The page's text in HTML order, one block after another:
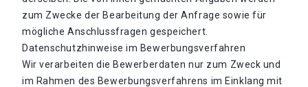
zum Zwecke der Bearbeitung der Anfrage sowie für
mögliche Anschlussfragen gespeichert.
Datenschutzhinweise im Bewerbungsverfahren
Wir verarbeiten die Bewerberdaten nur zum Zweck und
im Rahmen des Bewerbungsverfahrens im Einklang mit